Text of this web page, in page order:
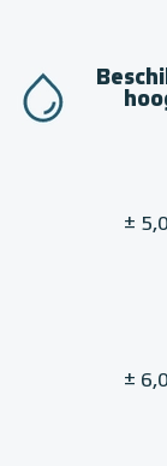
±
±